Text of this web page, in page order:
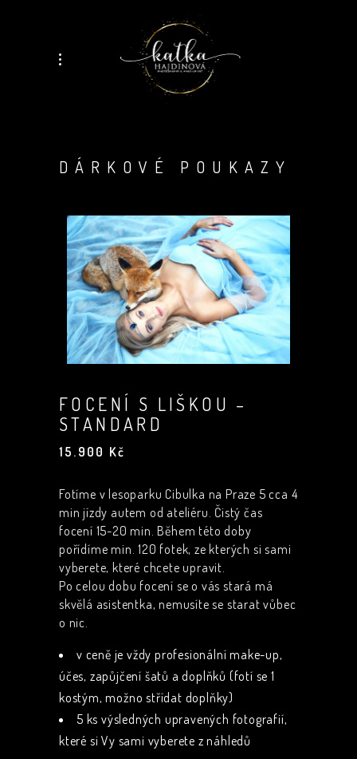
DÁRKOVÉ POUKAZY
FOCENÍ S LIŠKOU –
STANDARD
15.900 Kč
Fotíme v lesoparku Cibulka na Praze 5 cca 4
min jízdy autem od ateliéru. Čistý čas
focení 15-20 min. Během této doby
pořídíme min. 120 fotek, ze kterých si sami
vyberete, které chcete upravit.
Po celou dobu focení se o vás stará má
skvělá asistentka, nemusíte se starat vůbec
o nic.
v ceně je vždy profesionální make-up,
účes, zapůjčení šatů a doplňků (fotí se 1
kostým, možno střídat doplňky)
5 ks výsledných upravených fotografií,
které si Vy sami vyberete z náhledů